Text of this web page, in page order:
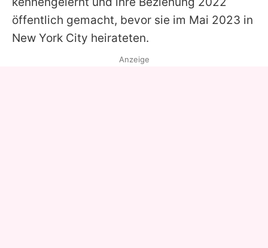
öffentlich gemacht, bevor sie im Mai 2023 in
New York City heirateten.
Anzeige